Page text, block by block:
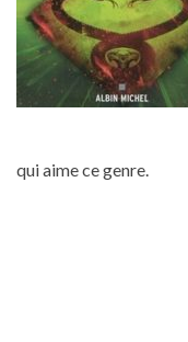
qui aime ce genre.